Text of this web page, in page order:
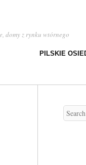
domy z rynku wtórnego
PILSKIE